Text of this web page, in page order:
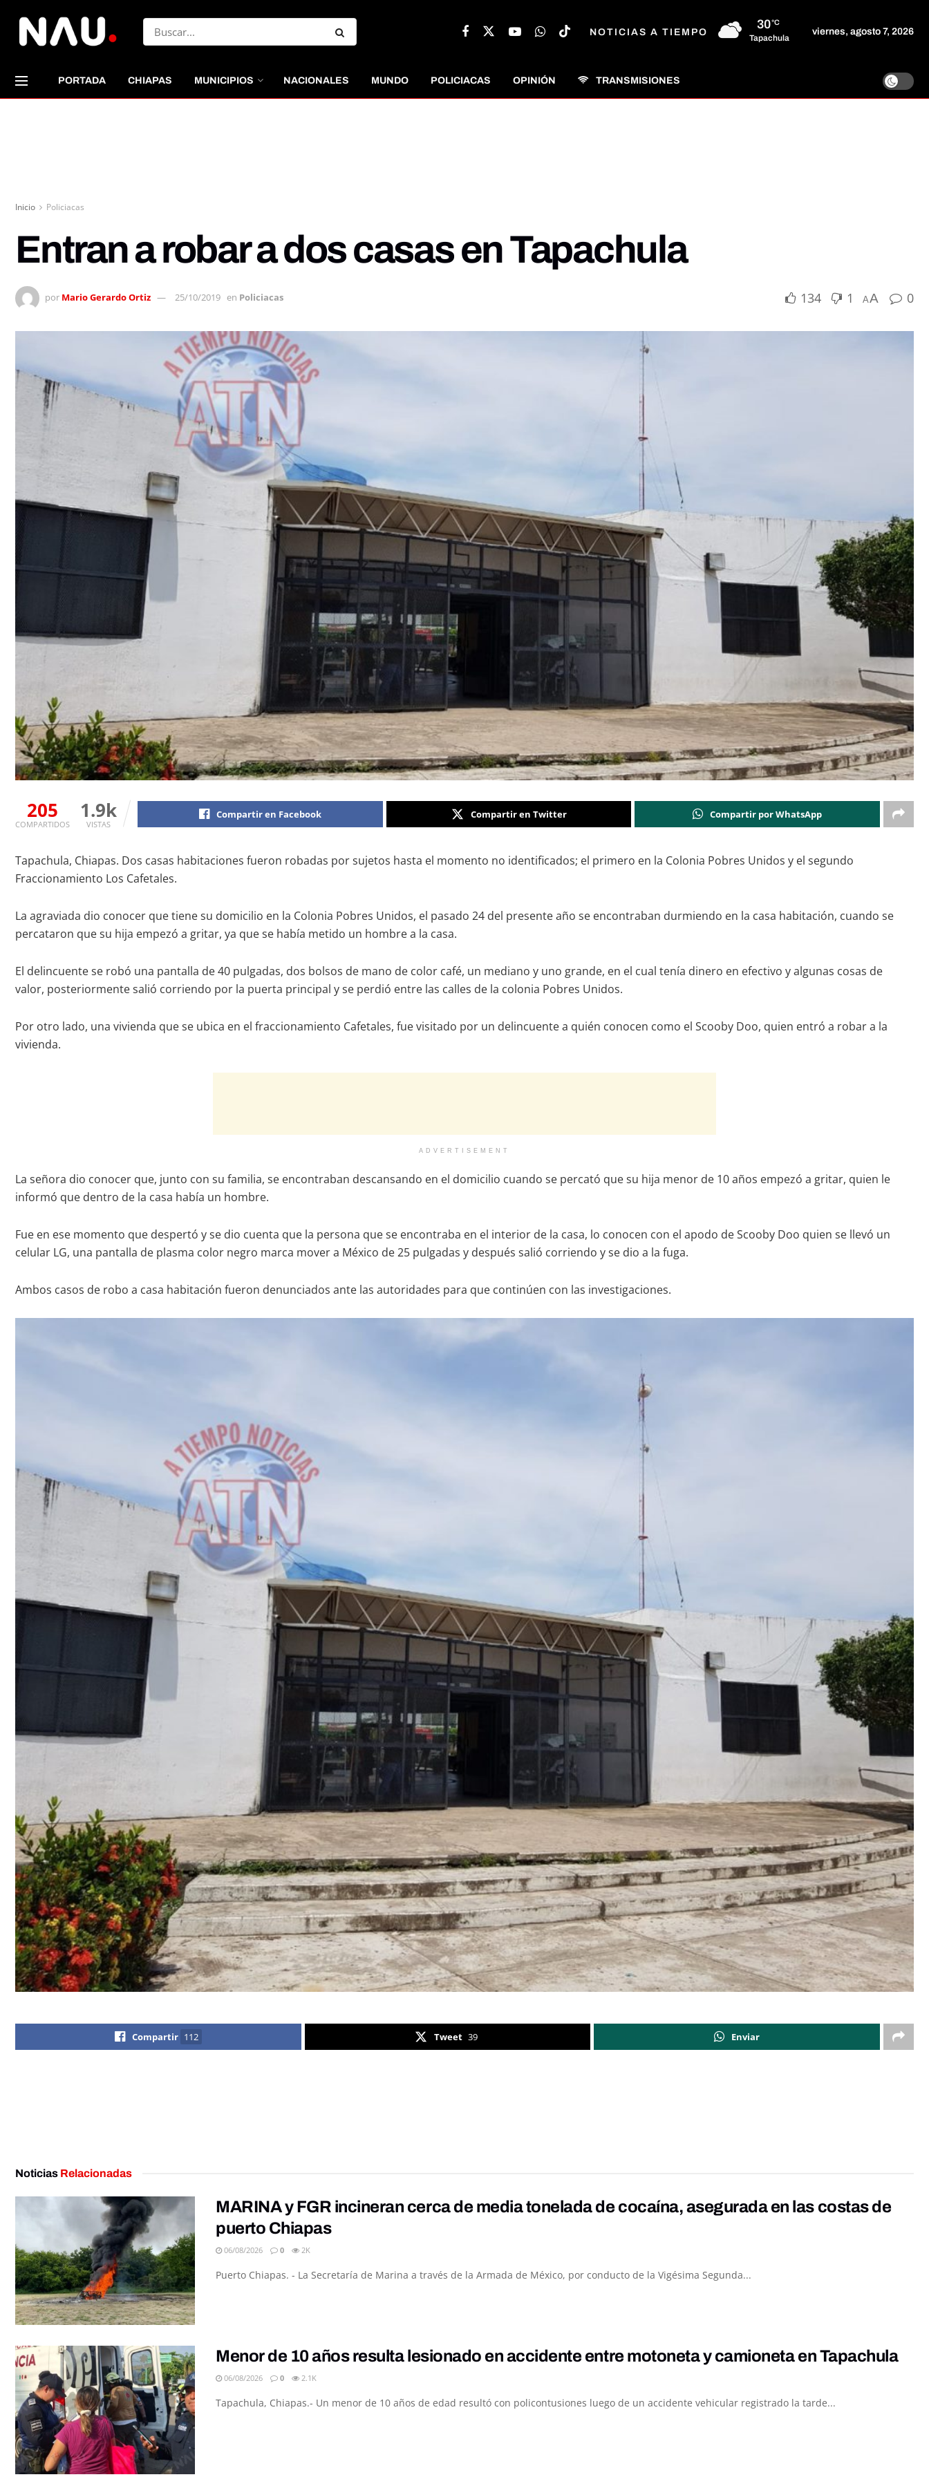
NOTICIAS A TIEMPO
30°C
Tapachula
viernes, agosto 7, 2026
PORTADA CHIAPAS MUNICIPIOS NACIONALES MUNDO POLICIACAS OPINIÓN TRANSMISIONES
Inicio Policiacas
Entran a robar a dos casas en Tapachula
por Mario Gerardo Ortiz 25/10/2019 en Policiacas 134 1 AA 0
205
COMPARTIDOS
1.9k
VISTAS
Compartir en Facebook Compartir en Twitter Compartir por WhatsApp
Tapachula, Chiapas. Dos casas habitaciones fueron robadas por sujetos hasta el momento no identificados; el primero en la Colonia Pobres Unidos y el segundo
Fraccionamiento Los Cafetales.
La agraviada dio conocer que tiene su domicilio en la Colonia Pobres Unidos, el pasado 24 del presente año se encontraban durmiendo en la casa habitación, cuando se
percataron que su hija empezó a gritar, ya que se había metido un hombre a la casa.
El delincuente se robó una pantalla de 40 pulgadas, dos bolsos de mano de color café, un mediano y uno grande, en el cual tenía dinero en efectivo y algunas cosas de
valor, posteriormente salió corriendo por la puerta principal y se perdió entre las calles de la colonia Pobres Unidos.
Por otro lado, una vivienda que se ubica en el fraccionamiento Cafetales, fue visitado por un delincuente a quién conocen como el Scooby Doo, quien entró a robar a la
vivienda.
ADVERTISEMENT
La señora dio conocer que, junto con su familia, se encontraban descansando en el domicilio cuando se percató que su hija menor de 10 años empezó a gritar, quien le
informó que dentro de la casa había un hombre.
Fue en ese momento que despertó y se dio cuenta que la persona que se encontraba en el interior de la casa, lo conocen con el apodo de Scooby Doo quien se llevó un
celular LG, una pantalla de plasma color negro marca mover a México de 25 pulgadas y después salió corriendo y se dio a la fuga.
Ambos casos de robo a casa habitación fueron denunciados ante las autoridades para que continúen con las investigaciones.
Compartir 112 Tweet 39 Enviar
Noticias Relacionadas
MARINA y FGR incineran cerca de media tonelada de cocaína, asegurada en las costas de
puerto Chiapas
06/08/2026 0 2K
Puerto Chiapas. - La Secretaría de Marina a través de la Armada de México, por conducto de la Vigésima Segunda...
Menor de 10 años resulta lesionado en accidente entre motoneta y camioneta en Tapachula
06/08/2026 0 2.1K
Tapachula, Chiapas.- Un menor de 10 años de edad resultó con policontusiones luego de un accidente vehicular registrado la tarde...